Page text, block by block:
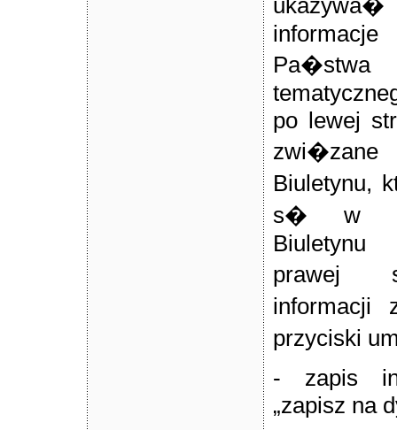
po lewej
Biuletynu,
s� w
Biuletynu
prawej
przyciski
- zapis
„zapisz na